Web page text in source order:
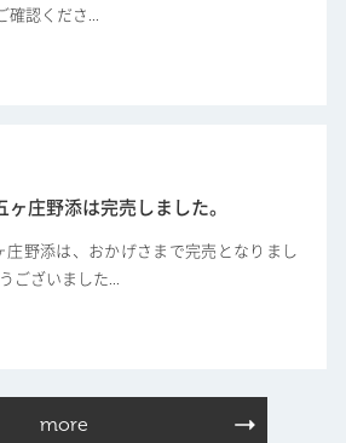
確認くださ...
ヶ庄野添は完売しました。
庄野添は、おかげさまで完売となりまし
ございました...
more